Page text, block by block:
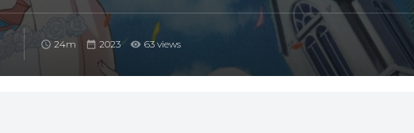
24m 2023 63 views